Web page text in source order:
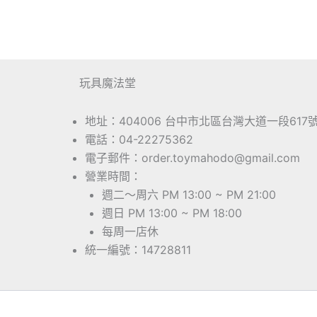
玩具魔法堂
地址：404006 台中市北區台灣大道一段617
電話：04-22275362
電子郵件：order.toymahodo@gmail.com
營業時間：
週二～周六 PM 13:00 ~ PM 21:00
週日 PM 13:00 ~ PM 18:00
每周一店休
統一編號：14728811